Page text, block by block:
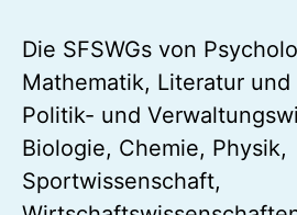
Die SFSWGs von
Mathematik, Literatur und
Politik- und
Biologie, Chemie, Physik,
Sportwissenschaft,